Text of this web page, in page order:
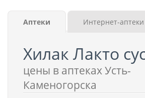
Аптеки Интернет-аптеки
Хилак Лакто
цены в аптеках Усть-
Каменогорска